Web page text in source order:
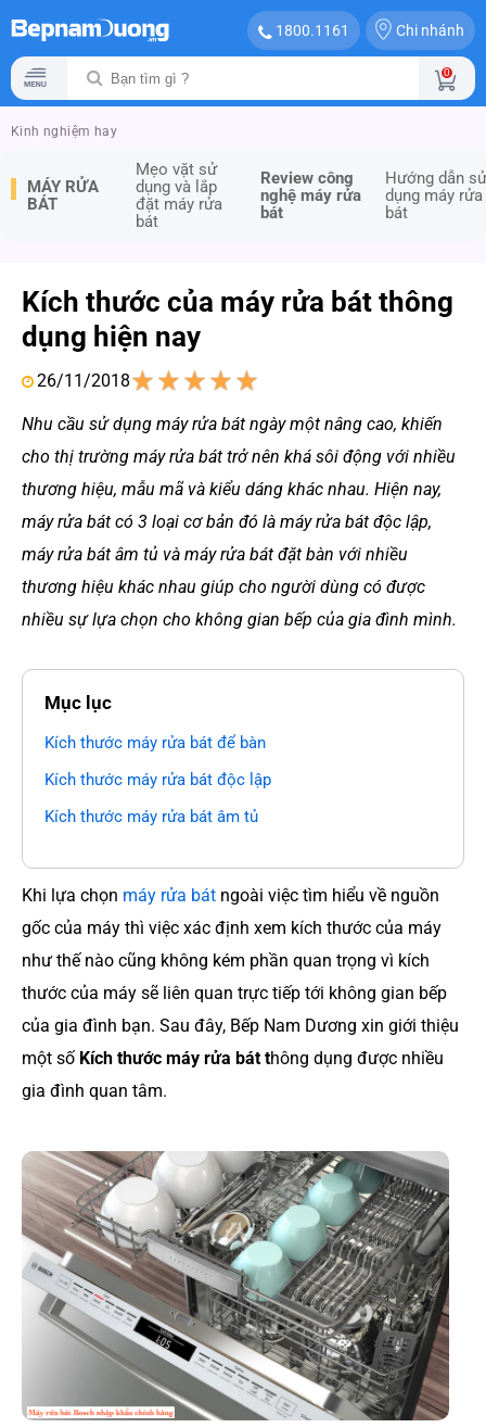
1800.1161 Chi nhánh
0
Kinh nghiệm hay
MÁY RỬA
BÁT
Mẹo vặt sử
dụng và lắp
đặt máy rửa
bát
Review công
nghệ máy rửa
bát
Hướng dẫn sử
dụng máy rửa
bát
Kích thước của máy rửa bát thông
dụng hiện nay
26/11/2018
Nhu cầu sử dụng máy rửa bát ngày một nâng cao, khiến
cho thị trường máy rửa bát trở nên khá sôi động với nhiều
thương hiệu, mẫu mã và kiểu dáng khác nhau. Hiện nay,
máy rửa bát có 3 loại cơ bản đó là máy rửa bát độc lập,
máy rửa bát âm tủ và máy rửa bát đặt bàn với nhiều
thương hiệu khác nhau giúp cho người dùng có được
nhiều sự lựa chọn cho không gian bếp của gia đình mình.
Mục lục
Kích thước máy rửa bát để bàn
Kích thước máy rửa bát độc lập
Kích thước máy rửa bát âm tủ
Khi lựa chọn máy rửa bát ngoài việc tìm hiểu về nguồn
gốc của máy thì việc xác định xem kích thước của máy
như thế nào cũng không kém phần quan trọng vì kích
thước của máy sẽ liên quan trực tiếp tới không gian bếp
của gia đình bạn. Sau đây, Bếp Nam Dương xin giới thiệu
một số Kích thước máy rửa bát thông dụng được nhiều
gia đình quan tâm.